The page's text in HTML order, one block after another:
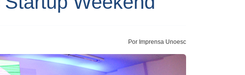
Por Imprensa Unoesc